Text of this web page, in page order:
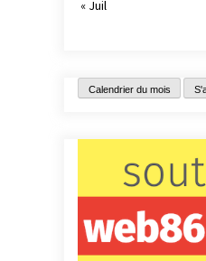
« Juil
Calendrier du mois